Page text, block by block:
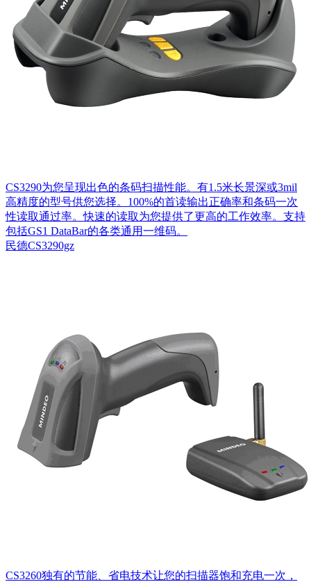
CS3290为您呈现出色的条码扫描性能。有1.5米长景深或3mil
高精度的型号供您选择。100%的首读输出正确率和条码一次
性读取通过率。快速的读取为您提供了更高的工作效率。支持
包括GS1 DataBar的各类通用一维码。
民德CS3290gz
CS3260独有的节能、省电技术让您的扫描器饱和充电一次，